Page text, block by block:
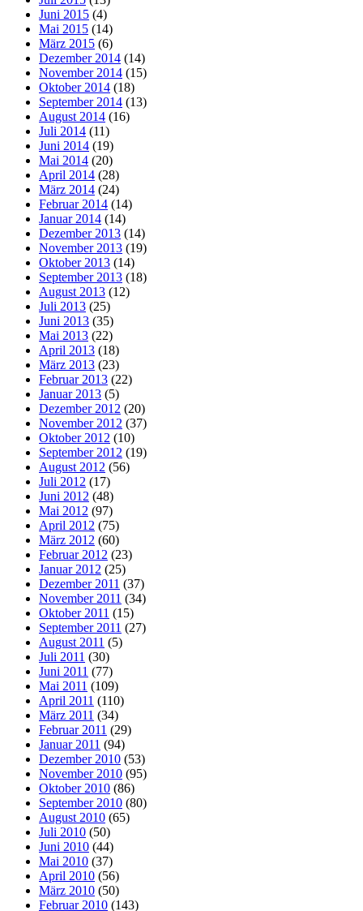
Juni 2015 (4)
Mai 2015 (14)
März 2015 (6)
Dezember 2014 (14)
November 2014 (15)
Oktober 2014 (18)
September 2014 (13)
August 2014 (16)
Juli 2014 (11)
Juni 2014 (19)
Mai 2014 (20)
April 2014 (28)
März 2014 (24)
Februar 2014 (14)
Januar 2014 (14)
Dezember 2013 (14)
November 2013 (19)
Oktober 2013 (14)
September 2013 (18)
August 2013 (12)
Juli 2013 (25)
Juni 2013 (35)
Mai 2013 (22)
April 2013 (18)
März 2013 (23)
Februar 2013 (22)
Januar 2013 (5)
Dezember 2012 (20)
November 2012 (37)
Oktober 2012 (10)
September 2012 (19)
August 2012 (56)
Juli 2012 (17)
Juni 2012 (48)
Mai 2012 (97)
April 2012 (75)
März 2012 (60)
Februar 2012 (23)
Januar 2012 (25)
Dezember 2011 (37)
November 2011 (34)
Oktober 2011 (15)
September 2011 (27)
August 2011 (5)
Juli 2011 (30)
Juni 2011 (77)
Mai 2011 (109)
April 2011 (110)
März 2011 (34)
Februar 2011 (29)
Januar 2011 (94)
Dezember 2010 (53)
November 2010 (95)
Oktober 2010 (86)
September 2010 (80)
August 2010 (65)
Juli 2010 (50)
Juni 2010 (44)
Mai 2010 (37)
April 2010 (56)
März 2010 (50)
Februar 2010 (143)